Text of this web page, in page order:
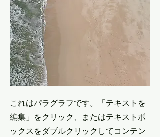
これはパラグラフです。「テキストを
編集」をクリック、またはテキストボ
ックスをダブルクリックしてコンテン